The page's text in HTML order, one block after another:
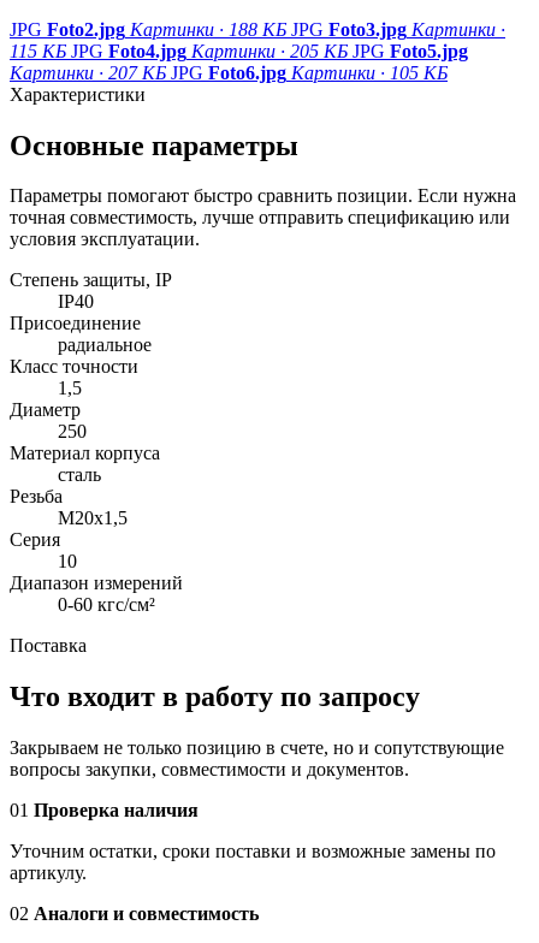
JPG Foto2.jpg Картинки · 188 КБ JPG Foto3.jpg Картинки ·
115 КБ JPG Foto4.jpg Картинки · 205 КБ JPG Foto5.jpg
Картинки · 207 КБ JPG Foto6.jpg Картинки · 105 КБ
Характеристики
Основные параметры
Параметры помогают быстро сравнить позиции. Если нужна
точная совместимость, лучше отправить спецификацию или
условия эксплуатации.
Степень защиты, IP
IP40
Присоединение
радиальное
Класс точности
1,5
Диаметр
250
Материал корпуса
сталь
Резьба
M20x1,5
Серия
10
Диапазон измерений
0-60 кгс/см²
Поставка
Что входит в работу по запросу
Закрываем не только позицию в счете, но и сопутствующие
вопросы закупки, совместимости и документов.
01 Проверка наличия
Уточним остатки, сроки поставки и возможные замены по
артикулу.
02 Аналоги и совместимость